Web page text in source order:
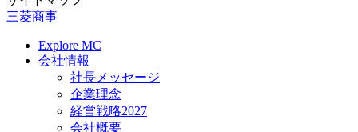
三菱商事
Explore MC
会社情報
社長メッセージ
企業理念
経営戦略2027
会社概要